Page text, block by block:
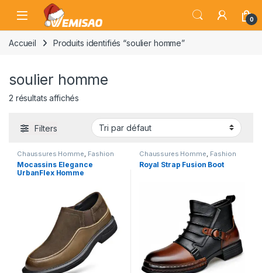
Skip to navigation
Skip to content
Open 0
Accueil Produits identifiés “soulier homme”
soulier homme
2 résultats affichés
Filters
Chaussures Homme Fashion
Mocassins Elegance
UrbanFlex Homme
Chaussures Homme Fashion
Royal Strap Fusion Boot